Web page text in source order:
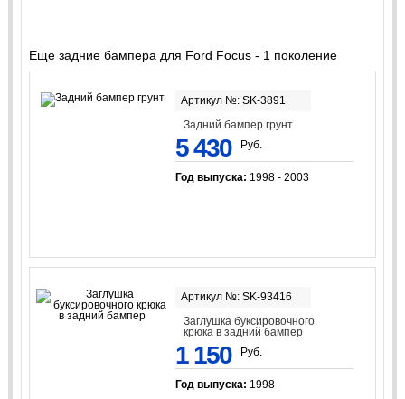
Еще задние бампера для Ford Focus - 1 поколение
Артикул №: SK-3891
Задний бампер грунт
5 430 Руб.
Год выпуска: 1998 - 2003
Артикул №: SK-93416
Заглушка буксировочного
крюка в задний бампер
1 150 Руб.
Год выпуска: 1998-